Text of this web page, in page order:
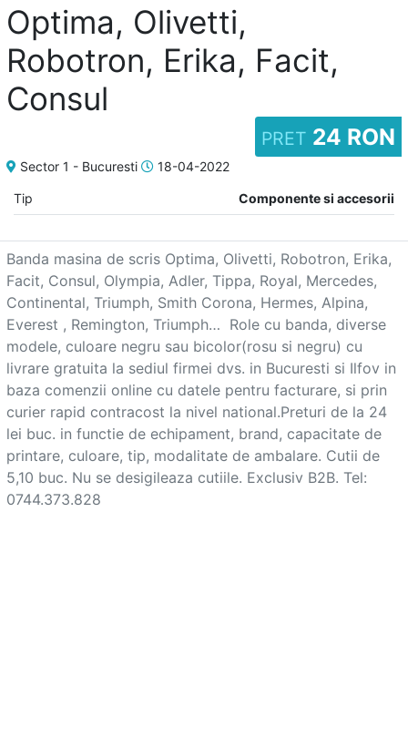
Adaugă
anunț
Favorite
Ajutor
Optima, Olivetti,
Robotron, Erika, Facit,
Consul
PRET 24 RON
Sector 1 - Bucuresti 18-04-2022
Tip Componente si accesorii
Banda masina de scris Optima, Olivetti, Robotron, Erika,
Facit, Consul, Olympia, Adler, Tippa, Royal, Mercedes,
Continental, Triumph, Smith Corona, Hermes, Alpina,
Everest , Remington, Triumph…  Role cu banda, diverse
modele, culoare negru sau bicolor(rosu si negru) cu
livrare gratuita la sediul firmei dvs. in Bucuresti si Ilfov in
baza comenzii online cu datele pentru facturare, si prin
curier rapid contracost la nivel national.Preturi de la 24
lei buc. in functie de echipament, brand, capacitate de
printare, culoare, tip, modalitate de ambalare. Cutii de
5,10 buc. Nu se desigileaza cutiile. Exclusiv B2B. Tel: